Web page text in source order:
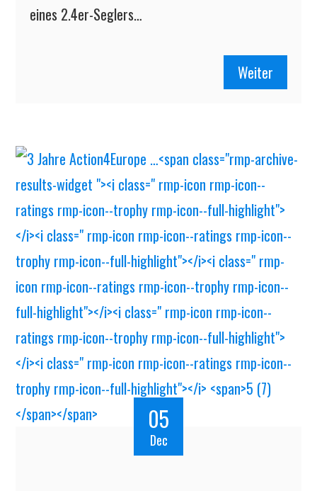
eines 2.4er-Seglers…
Weiter
05
Dec